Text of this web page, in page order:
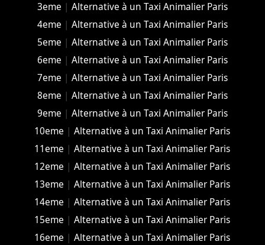
3eme | Alternative à un Taxi Animalier Paris
4eme | Alternative à un Taxi Animalier Paris
5eme | Alternative à un Taxi Animalier Paris
6eme | Alternative à un Taxi Animalier Paris
7eme | Alternative à un Taxi Animalier Paris
8eme | Alternative à un Taxi Animalier Paris
9eme | Alternative à un Taxi Animalier Paris
10eme |Alternative à un Taxi Animalier Paris
11eme |Alternative à un Taxi Animalier Paris
12eme |Alternative à un Taxi Animalier Paris
13eme |Alternative à un Taxi Animalier Paris
14eme |Alternative à un Taxi Animalier Paris
15eme |Alternative à un Taxi Animalier Paris
16eme |Alternative à un Taxi Animalier Paris